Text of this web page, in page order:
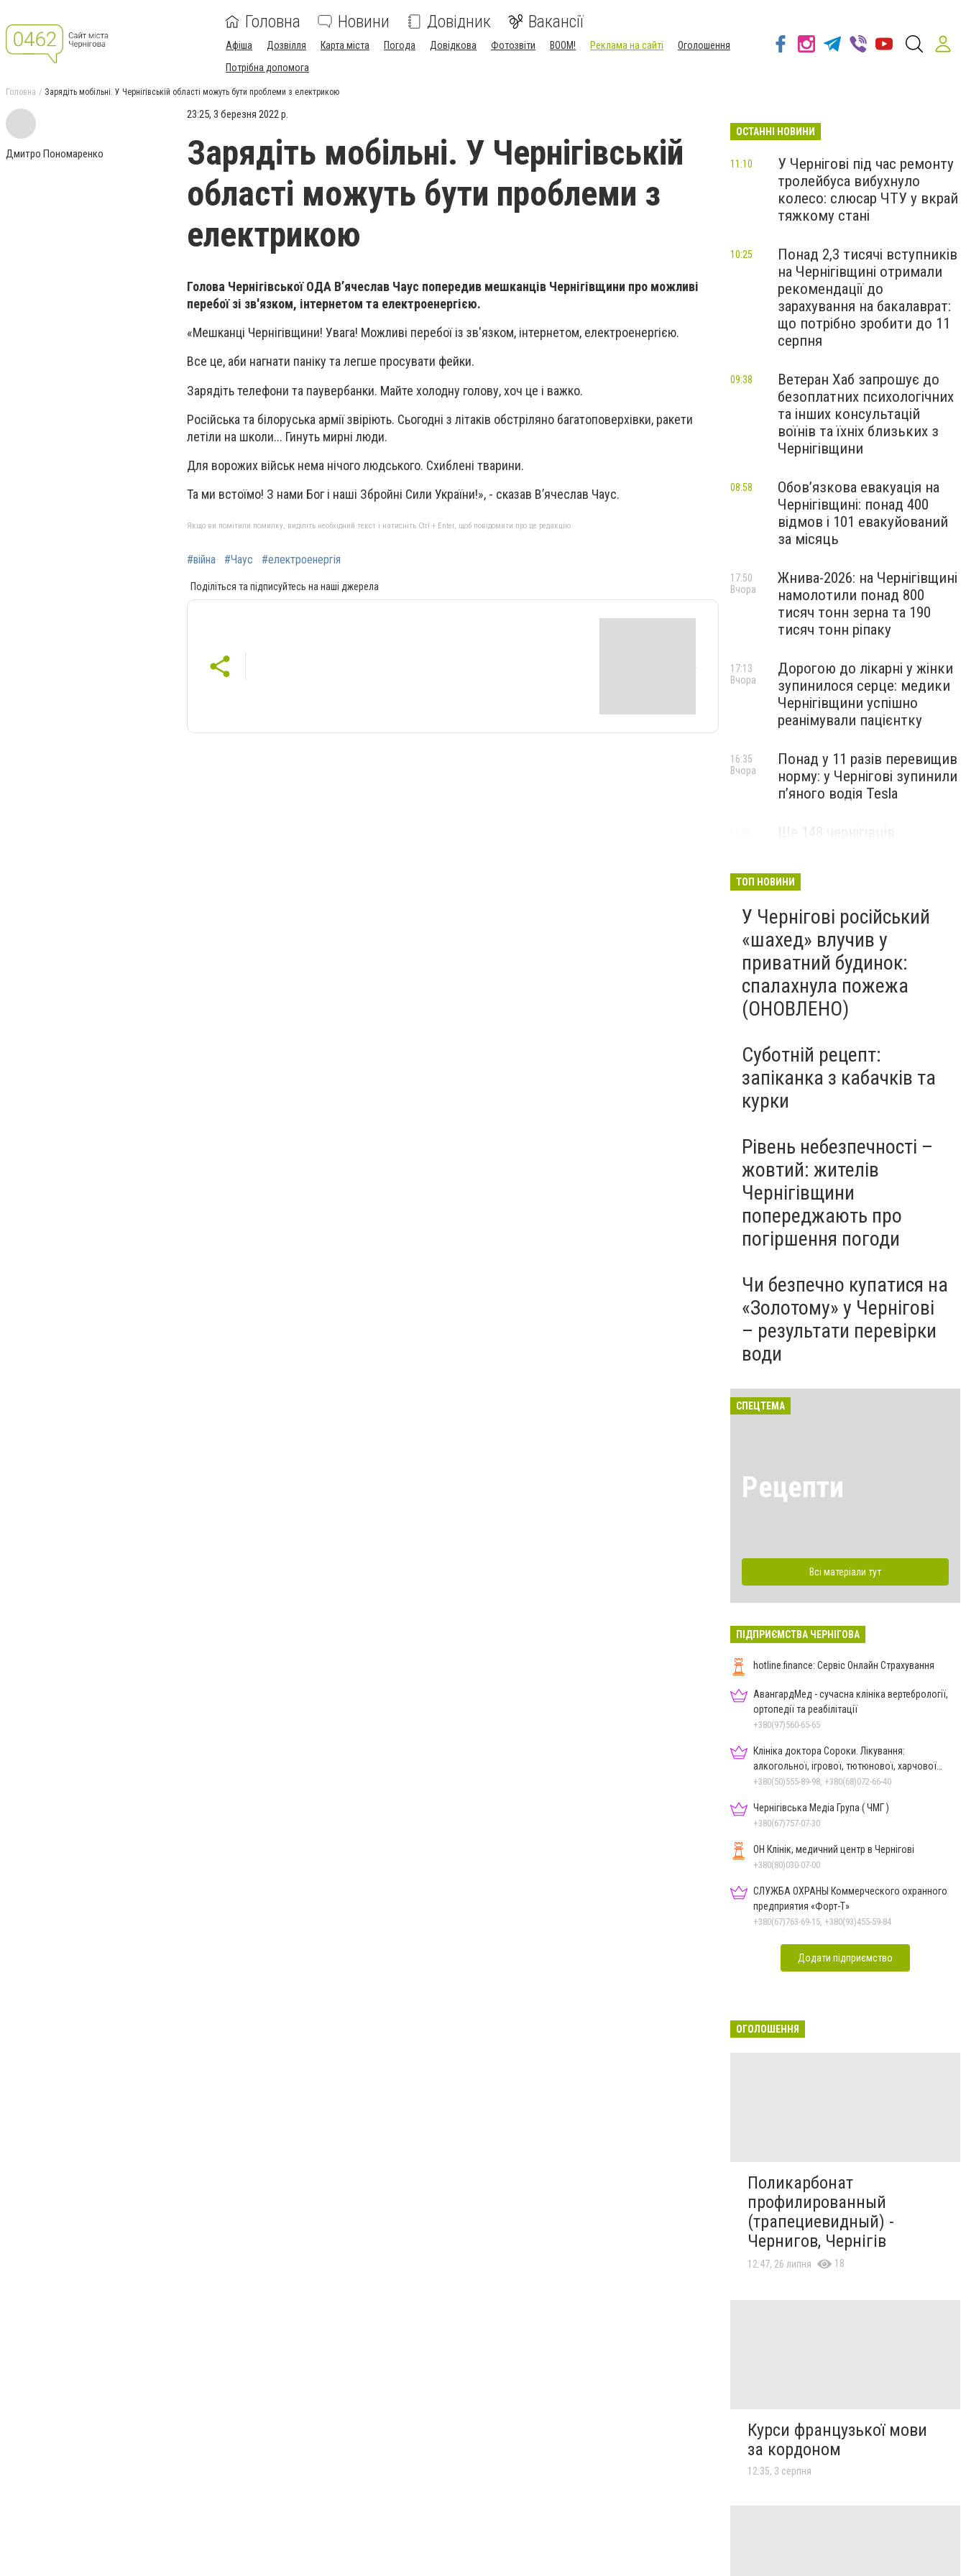
Головна Новини Довідник Вакансії
Афіша Дозвілля Карта міста Погода Довідкова Фотозвіти BOOM! Реклама на сайті
Оголошення
Потрібна допомога
Головна Зарядіть мобільні. У Чернігівській області можуть бути проблеми з електрикою
Дмитро Пономаренко
23:25, 3 березня 2022 р.
Зарядіть мобільні. У Чернігівській
області можуть бути проблеми з
електрикою
Голова Чернігівської ОДА В’ячеслав Чаус попередив мешканців Чернігівщини про можливі
перебої зі зв'язком, інтернетом та електроенергією.
«Мешканці Чернігівщини! Увага! Можливі перебої із зв'язком, інтернетом, електроенергією.
Все це, аби нагнати паніку та легше просувати фейки.
Зарядіть телефони та паувербанки. Майте холодну голову, хоч це і важко.
Російська та білоруська армії звіріють. Сьогодні з літаків обстріляно багатоповерхівки, ракети
летіли на школи... Гинуть мирні люди.
Для ворожих військ нема нічого людського. Схиблені тварини.
Та ми встоїмо! З нами Бог і наші Збройні Сили України!», - сказав В’ячеслав Чаус.
Якщо ви помітили помилку, виділіть необхідний текст і натисніть Ctrl + Enter, щоб повідомити про це редакцію
#війна #Чаус #електроенергія
Поділіться та підписуйтесь на наші джерела
ОСТАННІ НОВИНИ
У Чернігові під час ремонту
тролейбуса вибухнуло
колесо: слюсар ЧТУ у вкрай
тяжкому стані
11:10
Понад 2,3 тисячі вступників
на Чернігівщині отримали
рекомендації до
зарахування на бакалаврат:
що потрібно зробити до 11
серпня
10:25
Ветеран Хаб запрошує до
безоплатних психологічних
та інших консультацій
воїнів та їхніх близьких з
Чернігівщини
09:38
Обов’язкова евакуація на
Чернігівщині: понад 400
відмов і 101 евакуйований
за місяць
08:58
Жнива-2026: на Чернігівщині
намолотили понад 800
тисяч тонн зерна та 190
тисяч тонн ріпаку
17:50
Вчора
Дорогою до лікарні у жінки
зупинилося серце: медики
Чернігівщини успішно
реанімували пацієнтку
17:13
Вчора
Понад у 11 разів перевищив
норму: у Чернігові зупинили
пʼяного водія Tesla
16:35
Вчора
Ще 148 чернігівців
війни
ТОП НОВИНИ
У Чернігові російський
«шахед» влучив у
приватний будинок:
спалахнула пожежа
(ОНОВЛЕНО)
Суботній рецепт:
запіканка з кабачків та
курки
Рівень небезпечності –
жовтий: жителів
Чернігівщини
попереджають про
погіршення погоди
Чи безпечно купатися на
«Золотому» у Чернігові
– результати перевірки
води
СПЕЦТЕМА
Рецепти
Всі матеріали тут
ПІДПРИЄМСТВА ЧЕРНІГОВА
hotline.finance: Сервіс Онлайн Страхування
АвангардМед - сучасна клініка вертебрології,
ортопедії та реабілітації
+380(97)560-65-65
Клініка доктора Сороки. Лікування:
алкогольної, ігрової, тютюнової, харчової
залежностей, неврозів т
+380(50)555-89-98, +380(68)072-66-40
Чернігівська Медіа Група ( ЧМГ )
+380(67)757-07-30
ОН Клінік, медичний центр в Чернігові
+380(80)030-07-00
СЛУЖБА ОХРАНЫ Коммерческого охранного
предприятия «Форт-Т»
+380(67)763-69-15, +380(93)455-59-84
Додати підприємство
ОГОЛОШЕННЯ
Поликарбонат
профилированный
(трапециевидный) -
Чернигов, Чернігів
12:47, 26 липня 18
Курси французької мови
за кордоном
12:35, 3 серпня